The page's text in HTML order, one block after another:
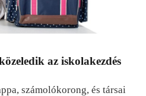
az iskolakezdés
számolókorong, és társai